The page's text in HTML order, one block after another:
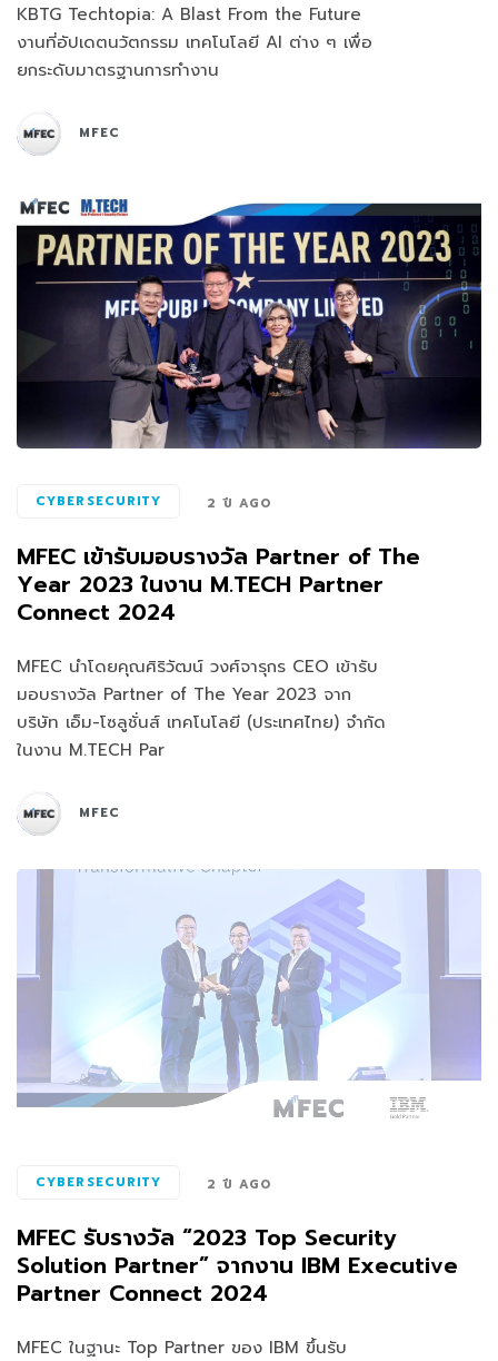
KBTG Techtopia: A Blast From the Future
งานที่อัปเดตนวัตกรรม เทคโนโลยี AI ต่าง ๆ เพื่อ
ยกระดับมาตรฐานการทำงาน
MFEC
CYBERSECURITY 2 ปี AGO
MFEC เข้ารับมอบรางวัล Partner of The
Year 2023 ในงาน M.TECH Partner
Connect 2024
MFEC นำโดยคุณศิริวัฒน์ วงศ์จารุกร CEO เข้ารับ
มอบรางวัล Partner of The Year 2023 จาก
บริษัท เอ็ม-โซลูชั่นส์ เทคโนโลยี (ประเทศไทย) จำกัด
ในงาน M.TECH Par
MFEC
CYBERSECURITY 2 ปี AGO
MFEC รับรางวัล “2023 Top Security
Solution Partner” จากงาน IBM Executive
Partner Connect 2024
MFEC ในฐานะ Top Partner ของ IBM ขึ้นรับ